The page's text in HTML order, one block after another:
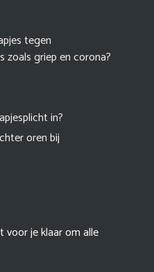
tegen
griep en corona?
in?
oren bij
voor je klaar om alle